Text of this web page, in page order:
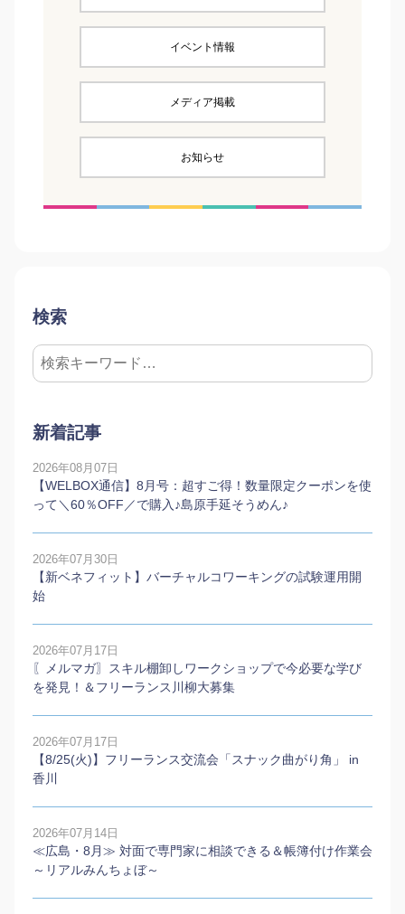
イベント情報
メディア掲載
お知らせ
検索
新着記事
2026年08月07日
【WELBOX通信】8月号：超すご得！数量限定クーポンを使
って＼60％OFF／で購入♪島原手延そうめん♪
2026年07月30日
【新ベネフィット】バーチャルコワーキングの試験運用開
始
2026年07月17日
〖メルマガ〗スキル棚卸しワークショップで今必要な学び
を発見！＆フリーランス川柳大募集
2026年07月17日
【8/25(火)】フリーランス交流会「スナック曲がり角」 in
香川
2026年07月14日
≪広島・8月≫ 対面で専門家に相談できる＆帳簿付け作業会
～リアルみんちょぼ～